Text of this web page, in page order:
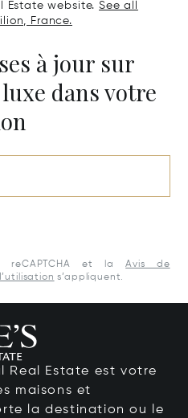
Estate website.See all
France.
à jour sur
dans votre
et la
Avis de
s’appliquent.
Real Estate est votre
maisons et
la destination ou le